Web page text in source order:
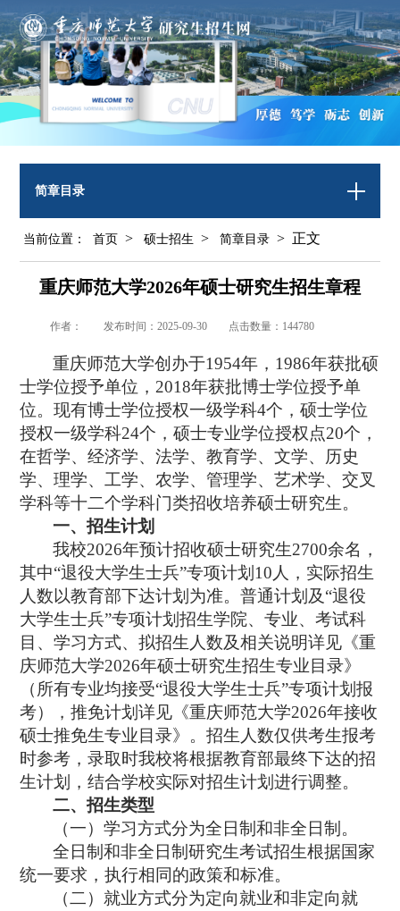
简章目录
当前位置： 首页 > 硕士招生 > 简章目录 > 正文
重庆师范大学2026年硕士研究生招生章程
作者： 发布时间：2025-09-30 点击数量： 144780
重庆师范大学创办于1954年， 1986年获批硕
士学位授予单位，2018年获批博士学位授予单
位。现有博士学位授权一级学科4个，硕士学位
授权一级学科24个，硕士专业学位授权点20个，
在哲学、经济学、法学、教育学、文学、历史
学、理学、工学、农学、管理学、艺术学、交叉
学科等十二个学科门类招收培养硕士研究生。
一、招生计划
我校2026年预计招收硕士研究生2700余名，
其中“退役大学生士兵”专项计划 10人，实际招生
人数以教育部下达计划为准。普通计划及“退役
大学生士兵”专项计划招生学院、专业、考试科
目、学习方式、拟招生人数及相关说明详见《重
庆师范大学2026年硕士研究生招生专业目录》
（所有专业均接受“退役大学生士兵”专项计划报
考），推免计划详见《重庆师范大学2026年接收
硕士推免生专业目录》。招生人数仅供考生报考
时参考，录取时我校将根据教育部最终下达的招
生计划，结合学校实际对招生计划进行调整。
二、招生类型
（一）学习方式分为全日制和非全日制。
全日制和非全日制研究生考试招生根据国家
统一要求，执行相同的政策和标准。
（二）就业方式分为定向就业和非定向就